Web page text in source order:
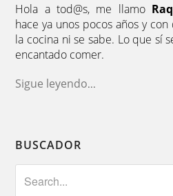
Hola a tod@s, me llamo
hace ya unos pocos años y
la cocina ni se sabe. Lo que sí
encantado comer.
Sigue leyendo...
BUSCADOR